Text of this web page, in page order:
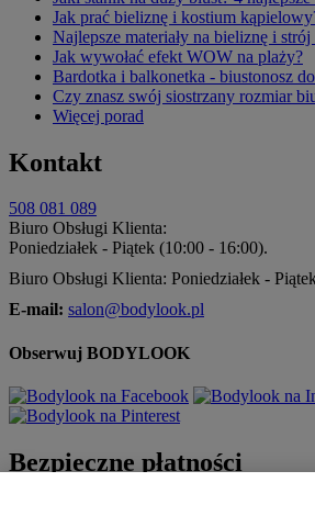
Jak prać bieliznę i kostium
Najlepsze materiały na bieliznę i
Jak wywołać efekt WOW na plaży?
Bardotka i balkonetka - biustonosz
Czy znasz swój siostrzany rozmiar
Więcej porad
Kontakt
508 081 089
Biuro Obsługi Klienta:
Poniedziałek - Piątek (10:00 - 16:00).
Biuro Obsługi Klienta: Poniedziałek -
E-mail: salon@bodylook.pl
Obserwuj BODYLOOK
Bezpieczne płatności